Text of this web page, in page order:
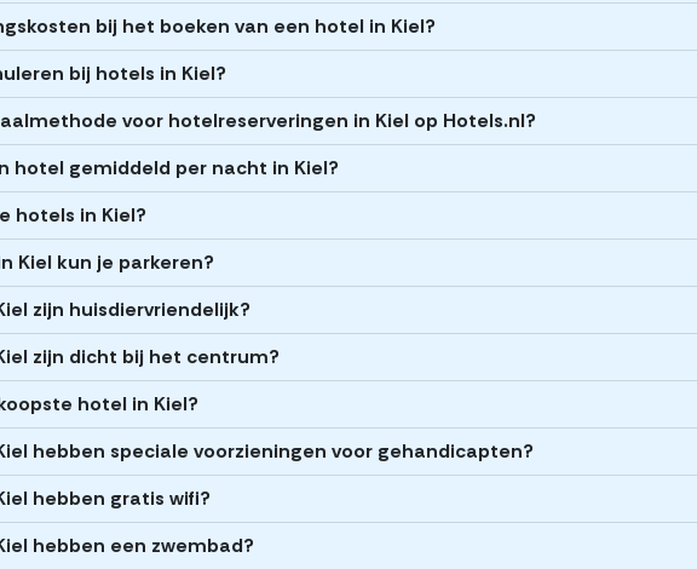
bij het boeken van een hotel in Kiel?
bij hotels in Kiel?
voor hotelreserveringen in Kiel op Hotels.nl?
hotel gemiddeld per nacht in Kiel?
hotels in Kiel?
Kiel kun je parkeren?
zijn huisdiervriendelijk?
zijn dicht bij het centrum?
hotel in Kiel?
hebben speciale voorzieningen voor gehandicapten?
hebben gratis wifi?
hebben een zwembad?